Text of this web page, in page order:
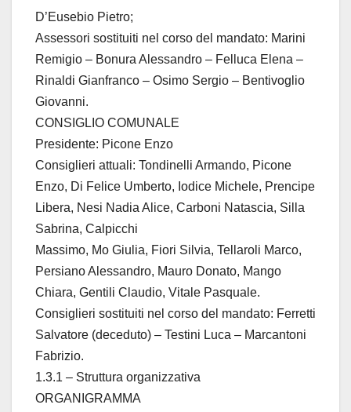
D’Eusebio Pietro;
Assessori sostituiti nel corso del mandato: Marini
Remigio – Bonura Alessandro – Felluca Elena –
Rinaldi Gianfranco – Osimo Sergio – Bentivoglio
Giovanni.
CONSIGLIO COMUNALE
Presidente: Picone Enzo
Consiglieri attuali: Tondinelli Armando, Picone
Enzo, Di Felice Umberto, Iodice Michele, Prencipe
Libera, Nesi Nadia Alice, Carboni Natascia, Silla
Sabrina, Calpicchi
Massimo, Mo Giulia, Fiori Silvia, Tellaroli Marco,
Persiano Alessandro, Mauro Donato, Mango
Chiara, Gentili Claudio, Vitale Pasquale.
Consiglieri sostituiti nel corso del mandato: Ferretti
Salvatore (deceduto) – Testini Luca – Marcantoni
Fabrizio.
1.3.1 – Struttura organizzativa
ORGANIGRAMMA